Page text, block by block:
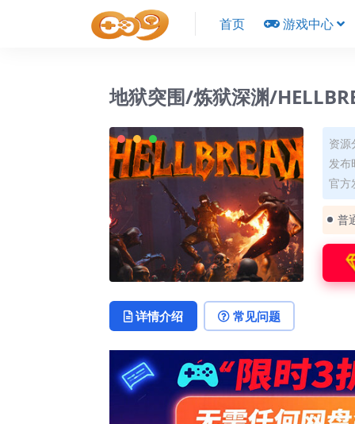
首页 游戏中心
地狱突围/炼狱深渊/
资
发布
官方
普
详情介绍 常见问题